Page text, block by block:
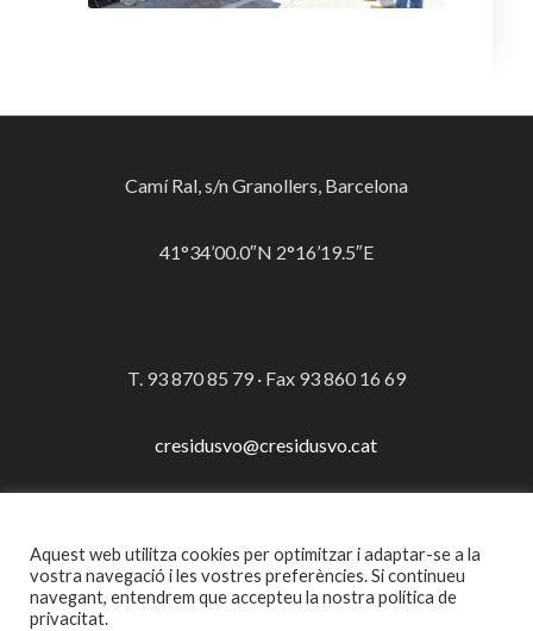
Camí Ral, s/n Granollers, Barcelona
41°34’00.0″N 2°16’19.5″E
T. 93 870 85 79 · Fax 93 860 16 69
cresidusvo@cresidusvo.cat
© Consorci per a la Gestió dels Residus del Vallès Oriental
·Avís legal
Aquest web utilitza cookies per optimitzar i adaptar-se a la
vostra navegació i les vostres preferències. Si continueu
navegant, entendrem que accepteu la nostra política de
privacitat.